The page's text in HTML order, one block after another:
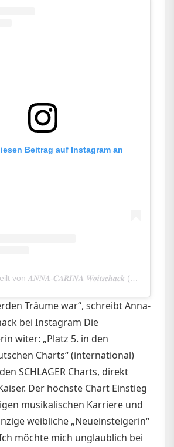
Beitrag auf Instagram an
Ein Beitrag geteilt von 𝑨𝑵𝑵𝑨-𝑪𝑨𝑹𝑰𝑵𝑨 𝑾𝒐𝒊𝒕𝒔𝒄𝒉𝒂𝒄𝒌 (@anna.carina.woitschack)
Träume war“, schreibt Anna-
bei Instagram Die
witer: „Platz 5. in den
Charts“ (international)
SCHLAGER Charts, direkt
Der höchste Chart Einstieg
musikalischen Karriere und
weibliche „Neueinsteigerin“
möchte mich unglaublich bei